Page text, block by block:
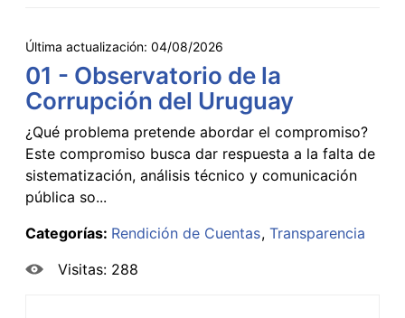
Última actualización: 04/08/2026
01 - Observatorio de la
Corrupción del Uruguay
¿Qué problema pretende abordar el compromiso?
Este compromiso busca dar respuesta a la falta de
sistematización, análisis técnico y comunicación
pública so...
Categorías: Rendición de Cuentas Transparencia
Visitas: 288